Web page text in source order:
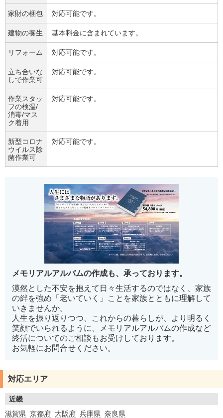
家財の梱包 対応可能です。
建物の養生 基本料金に含まれています。
リフォーム 対応可能です。
立ち合いな
しで作業可
対応可能です。
作業スタッ
フの検温/
消毒/マス
ク着用
対応可能です。
新型コロナ
ウイルス除
菌作業可
対応可能です。
メモリアルアルバムの作成も、承っております。
漠然とした不安を抱えて日々生活するのではなく、家族
の絆を強め「老いていく」ことを家族とともに理解して
いきませんか。
人生を振り返りつつ、これからの暮らしが、より明るく
笑顔でいられるように、メモリアルアルバムの作成など
終活についてのご相談もお受けしております。
お気軽にお問合せください。
対応エリア
近畿
滋賀県 京都府 大阪府 兵庫県 奈良県